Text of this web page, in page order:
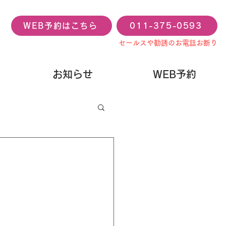
WEB予約はこちら 011-375-0593
セールスや勧誘のお電話お断り
お知らせ WEB予約